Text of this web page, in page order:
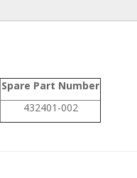
Spare Part Number
432401-002